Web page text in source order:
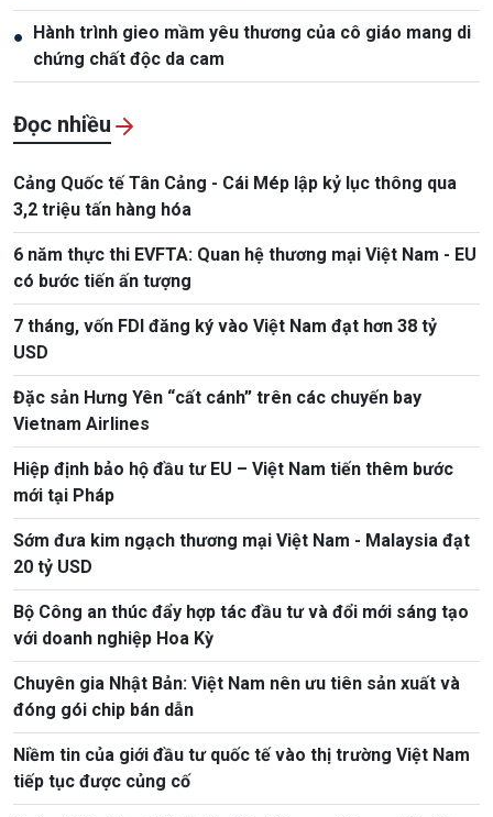
● Hành trình gieo mầm yêu thương của cô giáo mang di
chứng chất độc da cam
Đọc nhiều
Cảng Quốc tế Tân Cảng - Cái Mép lập kỷ lục thông qua
3,2 triệu tấn hàng hóa
6 năm thực thi EVFTA: Quan hệ thương mại Việt Nam - EU
có bước tiến ấn tượng
7 tháng, vốn FDI đăng ký vào Việt Nam đạt hơn 38 tỷ
USD
Đặc sản Hưng Yên “cất cánh” trên các chuyến bay
Vietnam Airlines
Hiệp định bảo hộ đầu tư EU – Việt Nam tiến thêm bước
mới tại Pháp
Sớm đưa kim ngạch thương mại Việt Nam - Malaysia đạt
20 tỷ USD
Bộ Công an thúc đẩy hợp tác đầu tư và đổi mới sáng tạo
với doanh nghiệp Hoa Kỳ
Chuyên gia Nhật Bản: Việt Nam nên ưu tiên sản xuất và
đóng gói chip bán dẫn
Niềm tin của giới đầu tư quốc tế vào thị trường Việt Nam
tiếp tục được củng cố